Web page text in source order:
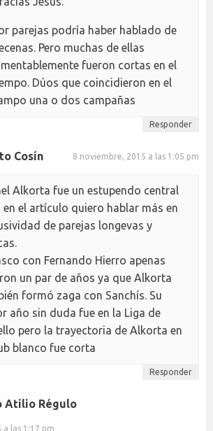
parejas podría haber hablado de
Pero muchas de ellas
fueron cortas en el
Dúos que coincidieron en el
una o dos campañas
Responder
Cosín 8 noviembre, 2015 a las 1:05 pm
Alkorta fue un estupendo central
en el artículo quiero hablar más en
de parejas longevas y
con Fernando Hierro apenas
un par de años ya que Alkorta
formó zaga con Sanchís. Su
año sin duda fue en la Liga de
pero la trayectoria de Alkorta en
blanco fue corta
Responder
Atilio Régulo
las 1:17 pm